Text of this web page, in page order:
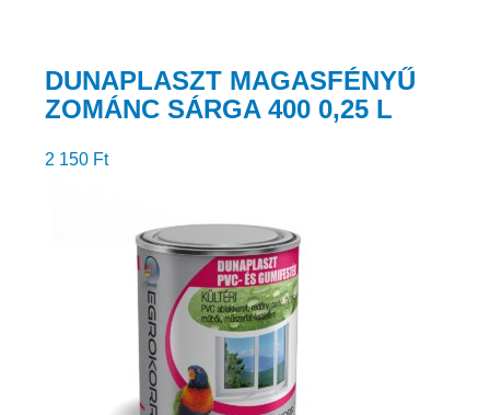
DUNAPLASZT MAGASFÉNYŰ
ZOMÁNC SÁRGA 400 0,25 L
2 150 Ft